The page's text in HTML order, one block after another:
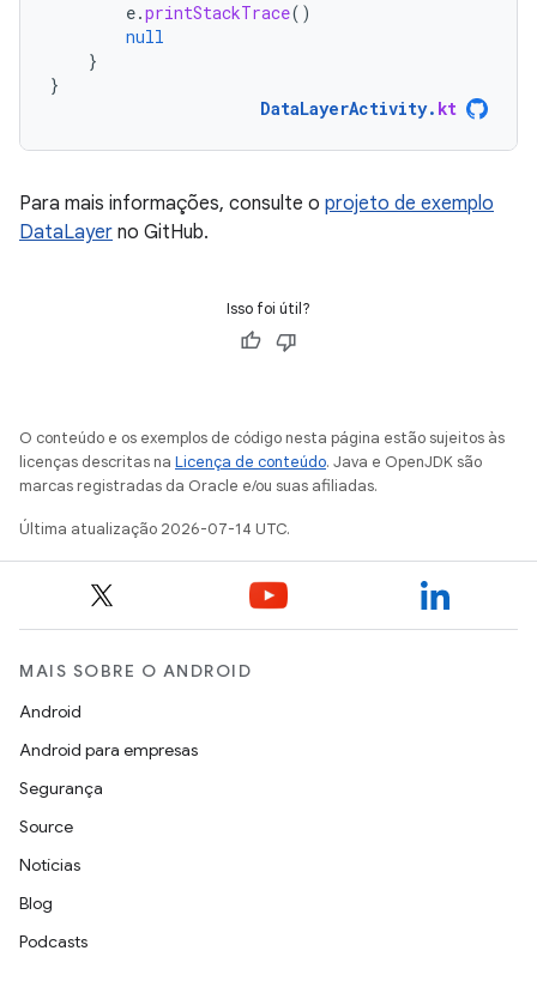
e.printStackTrace()
null
}
}
DataLayerActivity. kt
Para mais informações, consulte o projeto de exemplo
DataLayer no GitHub.
Isso foi útil?
O conteúdo e os exemplos de código nesta página estão sujeitos às
licenças descritas na Licença de conteúdo. Java e OpenJDK são
marcas registradas da Oracle e/ou suas afiliadas.
Última atualização 2026-07-14 UTC.
MAIS SOBRE O ANDROID
Android
Android para empresas
Segurança
Source
Notícias
Blog
Podcasts